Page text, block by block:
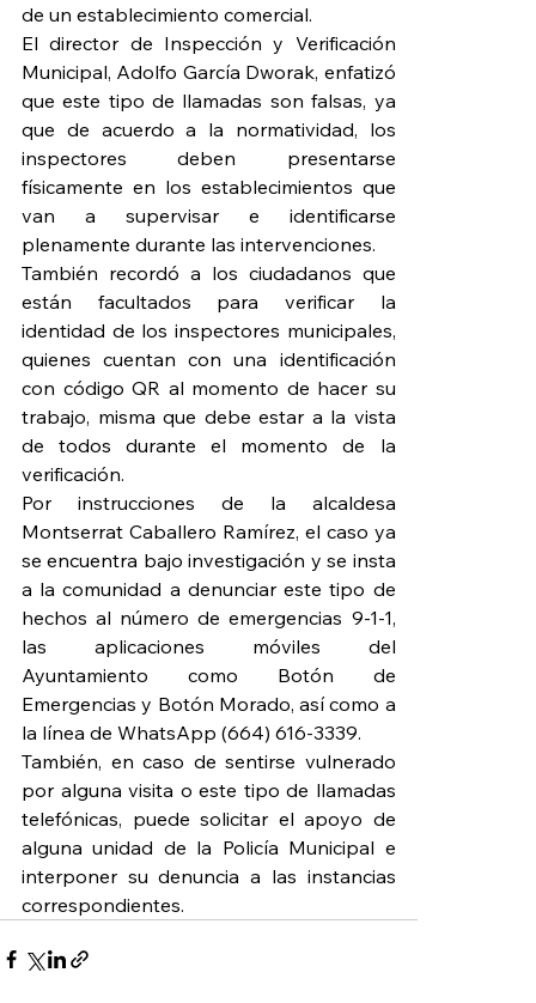
de un establecimiento comercial.
El director de Inspección y Verificación
Municipal, Adolfo García Dworak, enfatizó
que este tipo de llamadas son falsas, ya
que de acuerdo a la normatividad, los
inspectores deben presentarse
físicamente en los establecimientos que
van a supervisar e identificarse
plenamente durante las intervenciones.
También recordó a los ciudadanos que
están facultados para verificar la
identidad de los inspectores municipales,
quienes cuentan con una identificación
con código QR al momento de hacer su
trabajo, misma que debe estar a la vista
de todos durante el momento de la
verificación.
Por instrucciones de la alcaldesa
Montserrat Caballero Ramírez, el caso ya
se encuentra bajo investigación y se insta
a la comunidad a denunciar este tipo de
hechos al número de emergencias 9-1-1,
las aplicaciones móviles del
Ayuntamiento como Botón de
Emergencias y Botón Morado, así como a
la línea de WhatsApp (664) 616-3339.
También, en caso de sentirse vulnerado
por alguna visita o este tipo de llamadas
telefónicas, puede solicitar el apoyo de
alguna unidad de la Policía Municipal e
interponer su denuncia a las instancias
correspondientes.